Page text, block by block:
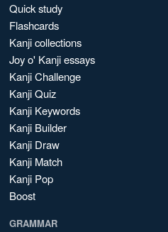
Quick study
Flashcards
Kanji collections
Joy o' Kanji essays
Kanji Challenge
Kanji Quiz
Kanji Keywords
Kanji Builder
Kanji Draw
Kanji Match
Kanji Pop
Boost
GRAMMAR